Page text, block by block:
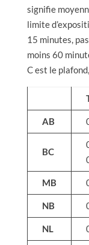
signifie
limite
15 minutes,
moins 60
C est le
AB
BC
MB
NB
NL